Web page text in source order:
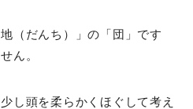
（だんち）」の「団」です
ん。
し頭を柔らかくほぐして考え